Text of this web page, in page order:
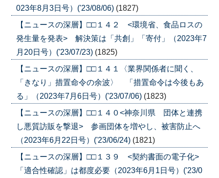
023年8月3日号）('23/08/06) (1827)
【ニュースの深層】□□１４２ <環境省、食品ロスの
発生量を発表> 解決策は「共創」「寄付」（2023年7
月20日号）('23/07/23) (1825)
【ニュースの深層】□□１４１〈業界関係者に聞く、
「きなり」措置命令の余波〉 「措置命令は今後もあ
る」（2023年7月6日号）('23/07/06) (1823)
【ニュースの深層】□□１４０<神奈川県 団体と連携
し悪質訪販を撃退> 参画団体を増やし、被害防止へ
（2023年6月22日号）('23/06/24) (1821)
【ニュースの深層】□□１３９ <契約書面の電子化>
「適合性確認」は都度必要（2023年6月1日号）('23/0